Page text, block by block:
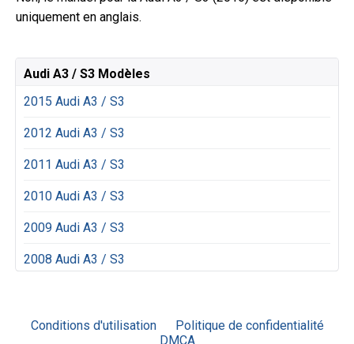
uniquement en anglais.
Audi A3 / S3 Modèles
2015 Audi A3 / S3
2012 Audi A3 / S3
2011 Audi A3 / S3
2010 Audi A3 / S3
2009 Audi A3 / S3
2008 Audi A3 / S3
Conditions d'utilisation
Politique de confidentialité
DMCA